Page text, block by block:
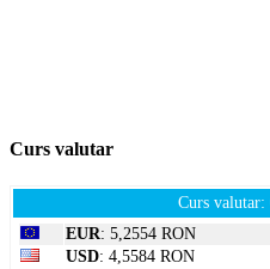
Curs valutar
Curs
EUR: 5,2554 RON
USD: 4,5584 RON